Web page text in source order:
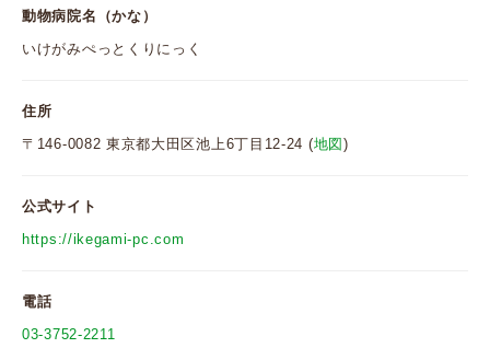
動物病院名（かな）
いけがみぺっとくりにっく
住所
〒146-0082 東京都大田区池上6丁目12-24 (地図)
公式サイト
https://ikegami-pc.com
電話
03-3752-2211